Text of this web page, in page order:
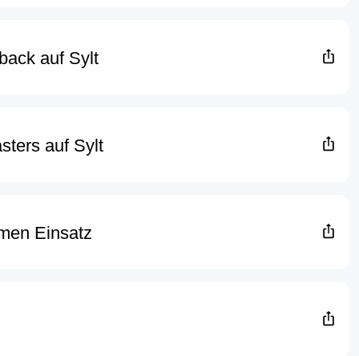
auf Sylt
auf Sylt
Einsatz